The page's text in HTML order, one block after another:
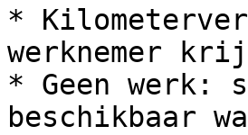
*
werknemer
* Geen
beschikbaar